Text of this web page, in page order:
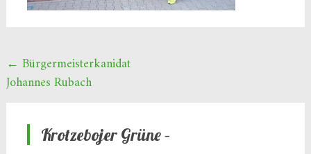
Beitragsnavigation
← Bürgermeisterkanidat
Johannes Rubach
Krotzebojer Grüne –